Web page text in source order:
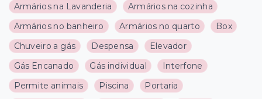
Armários na Lavanderia
Armários na cozinha
Armários no banheiro
Armários no quarto
Box
Chuveiro a gás
Despensa
Elevador
Gás Encanado
Gás individual
Interfone
Permite animais
Piscina
Portaria